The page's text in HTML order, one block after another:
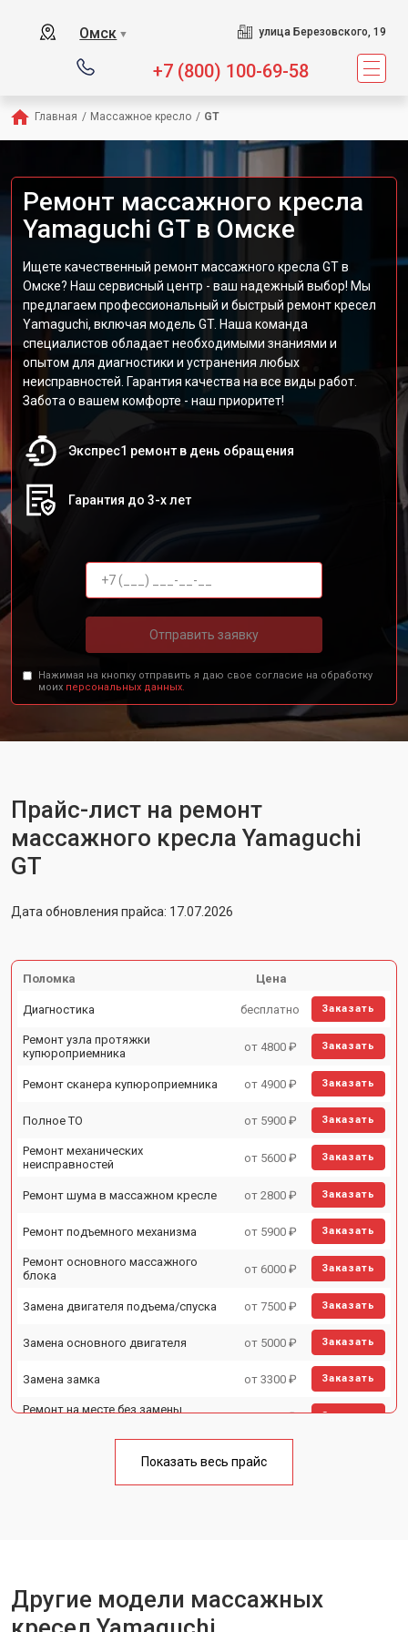
Омск ▼ улица Березовского, 19
+7 (800) 100-69-58
Главная / Массажное кресло / GT
Ремонт массажного кресла
Yamaguchi GT в Омске
Ищете качественный ремонт массажного кресла GT в
Омске? Наш сервисный центр - ваш надежный выбор! Мы
предлагаем профессиональный и быстрый ремонт кресел
Yamaguchi, включая модель GT. Наша команда
специалистов обладает необходимыми знаниями и
опытом для диагностики и устранения любых
неисправностей. Гарантия качества на все виды работ.
Забота о вашем комфорте - наш приоритет!
Экспрес1 ремонт в день обращения
Гарантия до 3-х лет
Отправить заявку
Нажимая на кнопку отправить я даю свое согласие на обработку
моих персональных данных.
Прайс-лист на ремонт
массажного кресла Yamaguchi
GT
Дата обновления прайса: 17.07.2026
Поломка Цена
Диагностика бесплатно Заказать
Ремонт узла протяжки
купюроприемника
от 4800 ₽ Заказать
Ремонт сканера купюроприемника от 4900 ₽ Заказать
Полное ТО от 5900 ₽ Заказать
Ремонт механических
неисправностей
от 5600 ₽ Заказать
Ремонт шума в массажном кресле от 2800 ₽ Заказать
Ремонт подъемного механизма от 5900 ₽ Заказать
Ремонт основного массажного
блока
от 6000 ₽ Заказать
Замена двигателя подъема/спуска от 7500 ₽ Заказать
Замена основного двигателя от 5000 ₽ Заказать
Замена замка от 3300 ₽ Заказать
Ремонт на месте без замены
от 3200 ₽ Заказать
от 4400 ₽
Замена вторичного
Прошивка от 3700 ₽ Заказать
Показать весь прайс
Другие модели массажных